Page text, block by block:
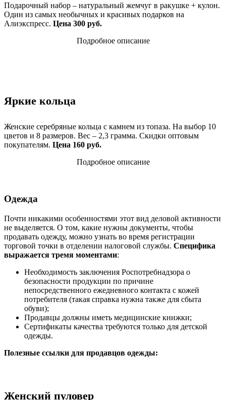
Подарочный набор – натуральный жемчуг в ракушке + кулон.
Один из самых необычных и красивых подарков на
Алиэкспресс. Цена 300 руб.
Подробное описание
Яркие кольца
Женские серебряные кольца с камнем из топаза. На выбор 10
цветов и 8 размеров. Вес – 2,3 грамма. Скидки оптовым
покупателям. Цена 160 руб.
Подробное описание
Одежда
Почти никакими особенностями этот вид деловой активности
не выделяется. О том, какие нужны документы, чтобы
продавать одежду, можно узнать во время регистрации
торговой точки в отделении налоговой службы. Специфика
выражается тремя моментами:
Необходимость заключения Роспотребнадзора о
безопасности продукции по причине
непосредственного ежедневного контакта с кожей
потребителя (такая справка нужна также для сбыта
обуви);
Продавцы должны иметь медицинские книжки;
Сертификаты качества требуются только для детской
одежды.
Полезные ссылки для продавцов одежды:
Женский пуловер